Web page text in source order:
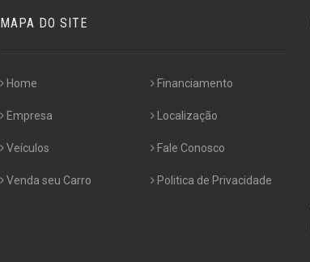
MAPA DO SITE
Home
Empresa
Veículos
Venda seu Carro
Financiamento
Localização
Fale Conosco
Politica de Privacidade